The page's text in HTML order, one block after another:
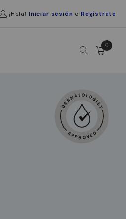
¡Hola! Iniciar sesión o Regístrate
0